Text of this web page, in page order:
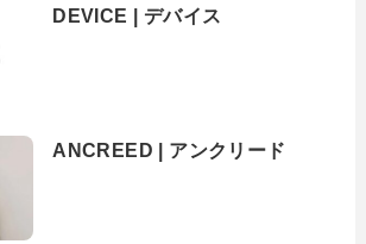
DEVICE | デバイス
ANCREED | アンクリード